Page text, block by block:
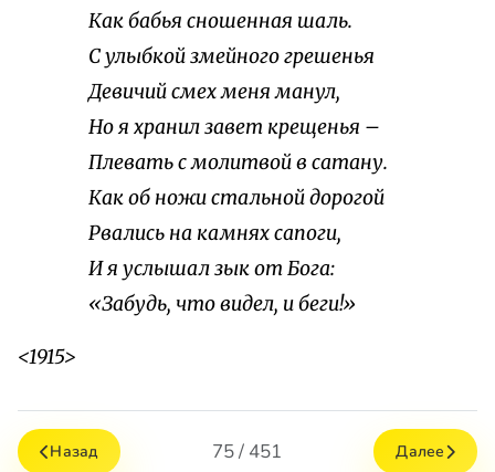
Как бабья сношенная шаль.
С улыбкой змейного грешенья
Девичий смех меня манул,
Но я хранил завет крещенья –
Плевать с молитвой в сатану.
Как об ножи стальной дорогой
Рвались на камнях сапоги,
И я услышал зык от Бога:
«Забудь, что видел, и беги!»
<1915>
Назад 75 / 451 Далее